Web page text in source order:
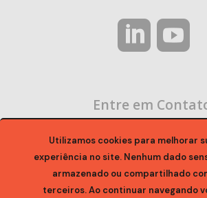
Utilizamos cookies para melhorar
experiência no site. Nenhum dado
armazenado ou compartilhado
terceiros. Ao continuar navegando
Entre em